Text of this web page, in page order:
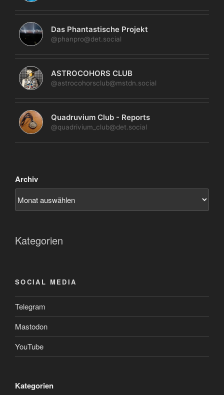
Das Phantastische Projekt
@phanpro@det.social
ASTROCOHORS CLUB
@astrocohorsclub@mstdn.social
Quadruvium Club - Reports
@quadrivium_club@det.social
Archiv
Kategorien
SOCIAL MEDIA
Telegram
Mastodon
YouTube
Kategorien